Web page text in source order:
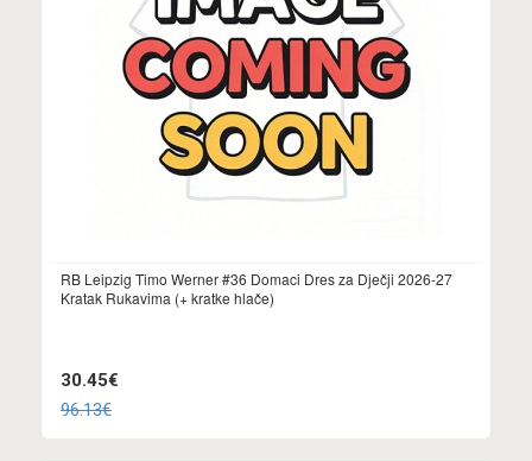
RB Leipzig Timo Werner #36 Domaci Dres za Dječji 2026-27
Kratak Rukavima (+ kratke hlače)
30.45€
96.13€